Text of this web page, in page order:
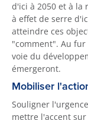
d'ici à 2050 et à la
à effet de serre
atteindre ces
"comment". Au
voie du
émergeront.
Mobiliser
Souligner
mettre l'accent